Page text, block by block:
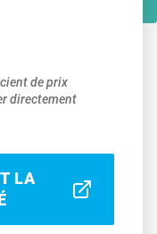
de prix
directement
LA